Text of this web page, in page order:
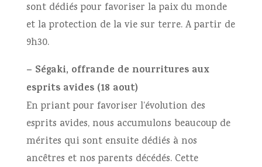
sont dédiés pour favoriser la paix du monde
et la protection de la vie sur terre. A partir de
9h30.
– Ségaki, offrande de nourritures aux
esprits avides (18 aout)
En priant pour favoriser l’évolution des
esprits avides, nous accumulons beaucoup de
mérites qui sont ensuite dédiés à nos
ancêtres et nos parents décédés. Cette